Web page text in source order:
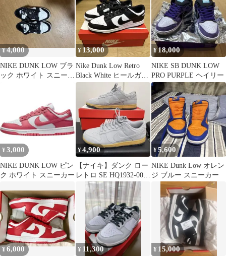
¥4,000
NIKE DUNK LOW ブラ
ック ホワイト スニーカ
¥ 13,000
Nike Dunk Low Retro
Black White ヒールガー
ド付き
¥18,000
NIKE SB DUNK LOW
PRO PURPLE ヘイリー
¥ 3,000
NIKE DUNK LOW ピン
ク ホワイト スニーカー
¥4,900
【ナイキ】ダンク ロー
レトロ SE HQ1932-001
グレー 28cm
¥5,600
NIKE Dunk Low オレン
ジ ブルー スニーカー
¥6,000 ¥ 11,300 ¥ 15,000